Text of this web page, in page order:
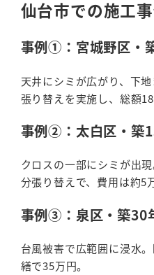
仙台市での施工
事例①：宮城野区・
天井にシミが広がり、下
張り替えを実施し、総額18
事例②：太白区・築
クロスの一部にシミが出
分張り替えで、費用は約5
事例③：泉区・築30
台風被害で広範囲に浸水
繕で35万円。